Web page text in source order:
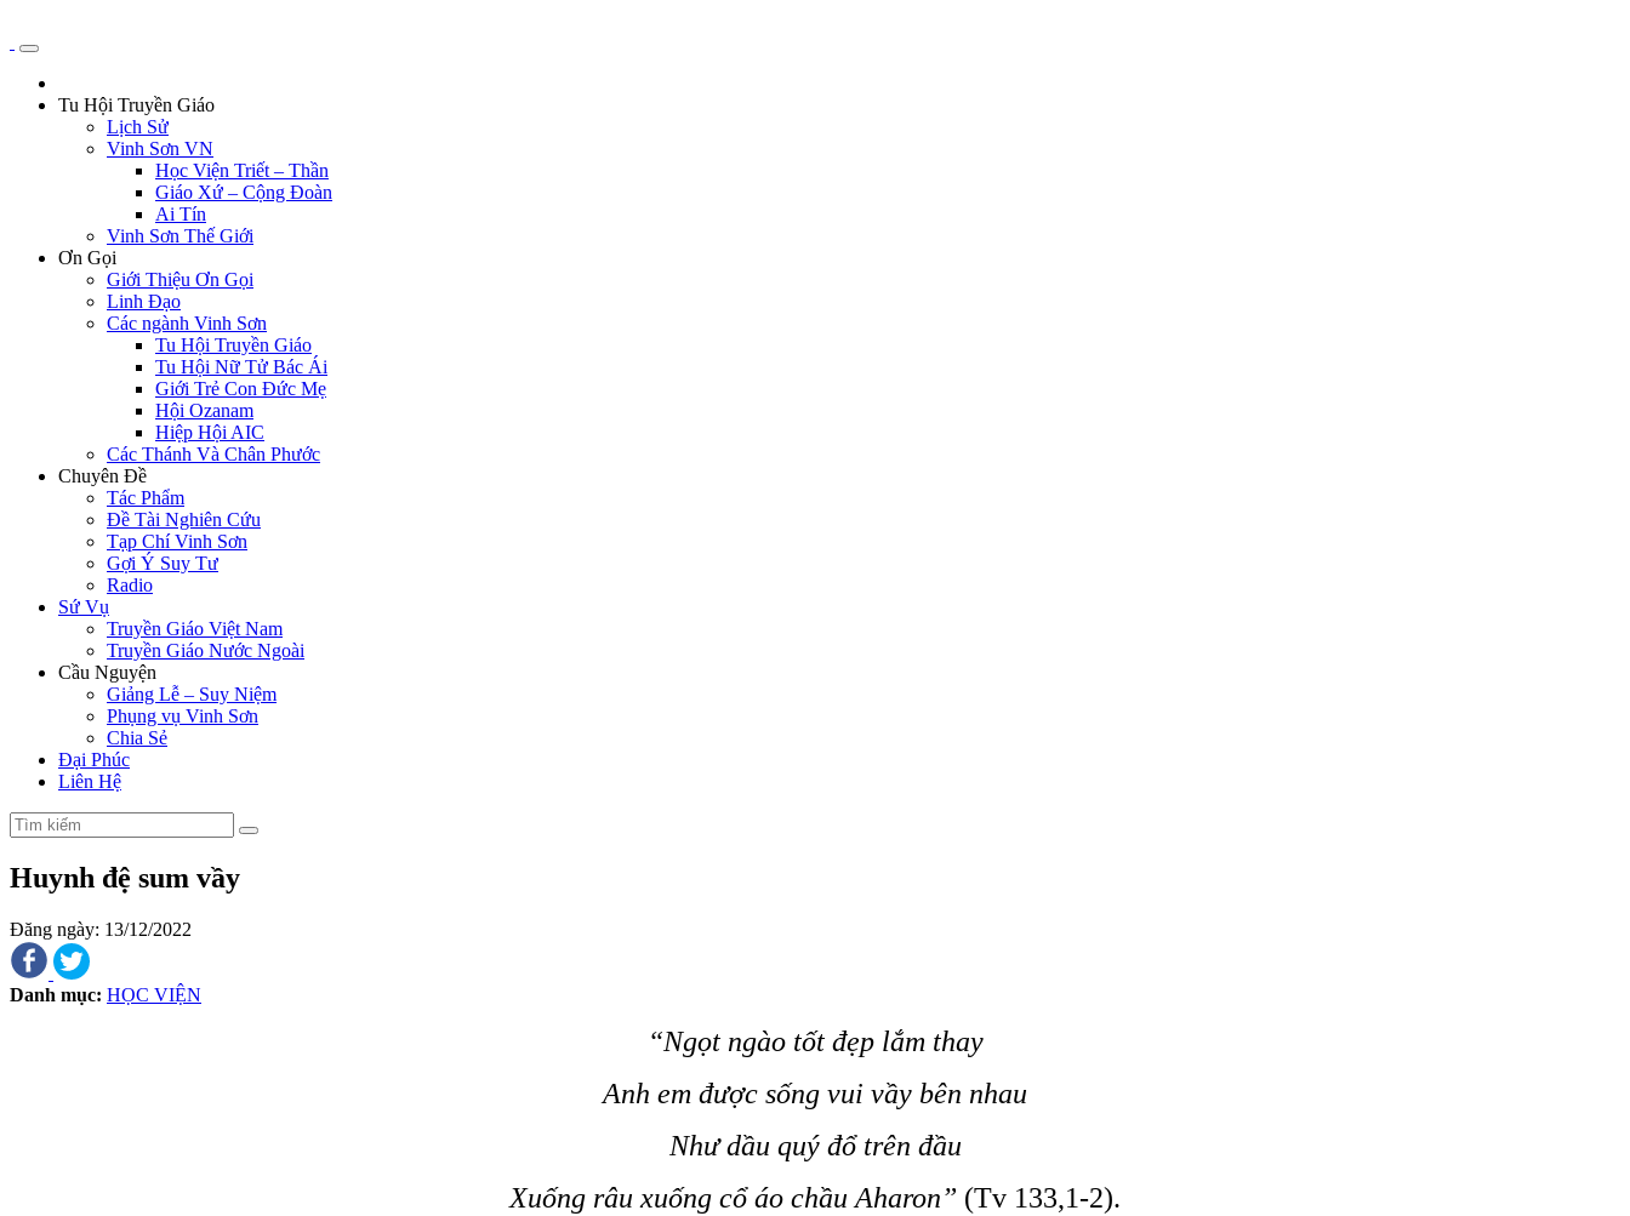
Tu Hội Truyền Giáo
Lịch Sử
Vinh Sơn VN
Học Viện Triết – Thần
Giáo Xứ – Cộng Đoàn
Ai Tín
Vinh Sơn Thế Giới
Ơn Gọi
Giới Thiệu Ơn Gọi
Linh Đạo
Các ngành Vinh Sơn
Tu Hội Truyền Giáo
Tu Hội Nữ Tử Bác Ái
Giới Trẻ Con Đức Mẹ
Hội Ozanam
Hiệp Hội AIC
Các Thánh Và Chân Phước
Chuyên Đề
Tác Phẩm
Đề Tài Nghiên Cứu
Tạp Chí Vinh Sơn
Gợi Ý Suy Tư
Radio
Sứ Vụ
Truyền Giáo Việt Nam
Truyền Giáo Nước Ngoài
Cầu Nguyện
Giảng Lễ – Suy Niệm
Phụng vụ Vinh Sơn
Chia Sẻ
Đại Phúc
Liên Hệ
Huynh đệ sum vầy
Đăng ngày: 13/12/2022
Danh mục: HỌC VIỆN
“Ngọt ngào tốt đẹp lắm thay
Anh em được sống vui vầy bên nhau
Như dầu quý đổ trên đầu
Xuống râu xuống cổ áo chầu Aharon” (Tv 133,1-2).